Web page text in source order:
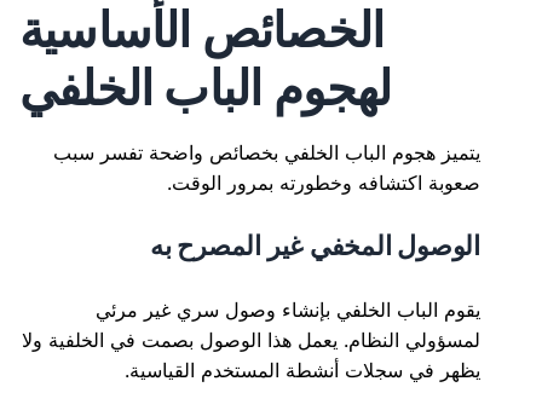
الخصائص الأساسية
لهجوم الباب الخلفي
يتميز هجوم الباب الخلفي بخصائص واضحة تفسر سبب
صعوبة اكتشافه وخطورته بمرور الوقت.
الوصول المخفي غير المصرح به
يقوم الباب الخلفي بإنشاء وصول سري غير مرئي
لمسؤولي النظام. يعمل هذا الوصول بصمت في الخلفية ولا
يظهر في سجلات أنشطة المستخدم القياسية.